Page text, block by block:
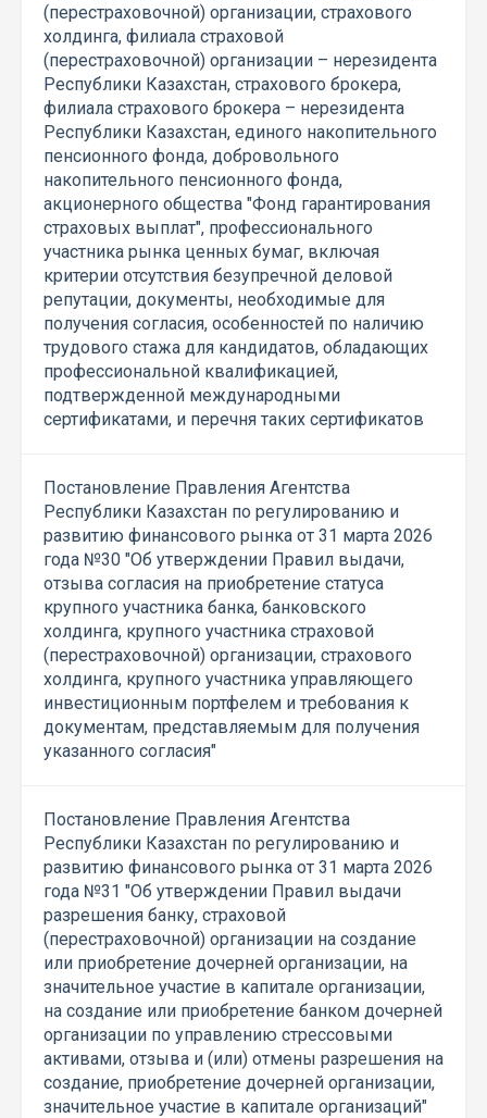
(перестраховочной) организации, страхового
холдинга, филиала страховой
(перестраховочной) организации – нерезидента
Республики Казахстан, страхового брокера,
филиала страхового брокера – нерезидента
Республики Казахстан, единого накопительного
пенсионного фонда, добровольного
накопительного пенсионного фонда,
акционерного общества "Фонд гарантирования
страховых выплат", профессионального
участника рынка ценных бумаг, включая
критерии отсутствия безупречной деловой
репутации, документы, необходимые для
получения согласия, особенностей по наличию
трудового стажа для кандидатов, обладающих
профессиональной квалификацией,
подтвержденной международными
сертификатами, и перечня таких сертификатов
Постановление Правления Агентства
Республики Казахстан по регулированию и
развитию финансового рынка от 31 марта 2026
года №30 "Об утверждении Правил выдачи,
отзыва согласия на приобретение статуса
крупного участника банка, банковского
холдинга, крупного участника страховой
(перестраховочной) организации, страхового
холдинга, крупного участника управляющего
инвестиционным портфелем и требования к
документам, представляемым для получения
указанного согласия"
Постановление Правления Агентства
Республики Казахстан по регулированию и
развитию финансового рынка от 31 марта 2026
года №31 "Об утверждении Правил выдачи
разрешения банку, страховой
(перестраховочной) организации на создание
или приобретение дочерней организации, на
значительное участие в капитале организации,
на создание или приобретение банком дочерней
организации по управлению стрессовыми
активами, отзыва и (или) отмены разрешения на
создание, приобретение дочерней организации,
значительное участие в капитале организаций"